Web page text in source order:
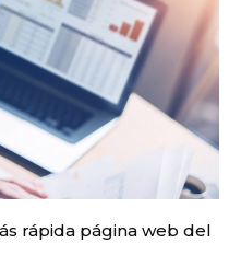
rápida página web del